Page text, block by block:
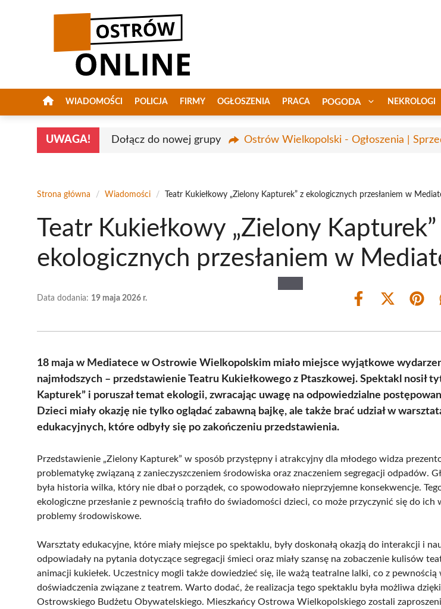
WIADOMOŚCI POLICJA FIRMY OGŁOSZENIA PRACA POGODA NEKROLOGI
UWAGA! Dołącz do nowej grupy Ostrów Wielkopolski - Ogłoszenia |
Strona główna / Wiadomości / Teatr Kukiełkowy „Zielony Kapturek” z ekologicznych przesłaniem w
Teatr Kukiełkowy „Zielony Kapturek”
ekologicznych przesłaniem w
Data dodania: 19 maja 2026 r.
Share
Share
(Twitter)
Share
18 maja w Mediatece w Ostrowie Wielkopolskim miało miejsce wyjątkowe
najmłodszych – przedstawienie Teatru Kukiełkowego z Ptaszkowej. Spektakl nosił
Kapturek” i poruszał temat ekologii, zwracając uwagę na odpowiedzialne
Dzieci miały okazję nie tylko oglądać zabawną bajkę, ale także brać udział w
edukacyjnych, które odbyły się po zakończeniu przedstawienia.
Przedstawienie „Zielony Kapturek” w sposób przystępny i atrakcyjny dla młodego widza
problematykę związaną z zanieczyszczeniem środowiska oraz znaczeniem segregacji odpadów.
była historia wilka, który nie dbał o porządek, co spowodowało nieprzyjemne konsekwencje.
ekologiczne przesłanie z pewnością trafiło do świadomości dzieci, co może przyczynić się do ich
problemy środowiskowe.
Warsztaty edukacyjne, które miały miejsce po spektaklu, były doskonałą okazją do interakcji i
odpowiadały na pytania dotyczące segregacji śmieci oraz miały szansę na zobaczenie kulisów
animacji kukiełek. Uczestnicy mogli także dowiedzieć się, ile ważą teatralne lalki, co z pewnością
doświadczenia związane z teatrem. Warto dodać, że realizacja tego spektaklu była możliwa
Ostrowskiego Budżetu Obywatelskiego. Mieszkańcy Ostrowa Wielkopolskiego zostali